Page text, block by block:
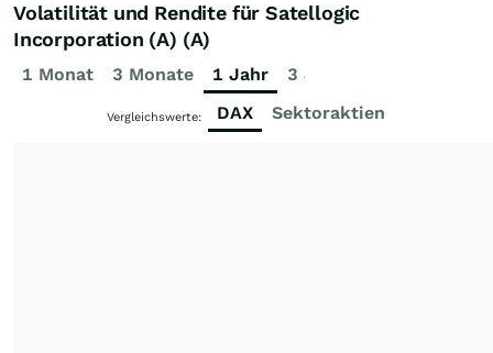
Volatilität und Rendite für Satellogic
Incorporation (A) (A)
1 Monat 3 Monate 1 Jahr 3 Jahre
Vergleichswerte: DAX Sektoraktien